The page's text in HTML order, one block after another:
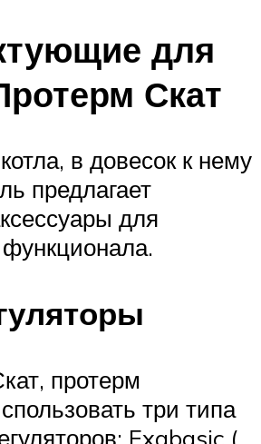
для
Скат
в довесок к нему
предлагает
для
протерм
три типа
Exabasic (